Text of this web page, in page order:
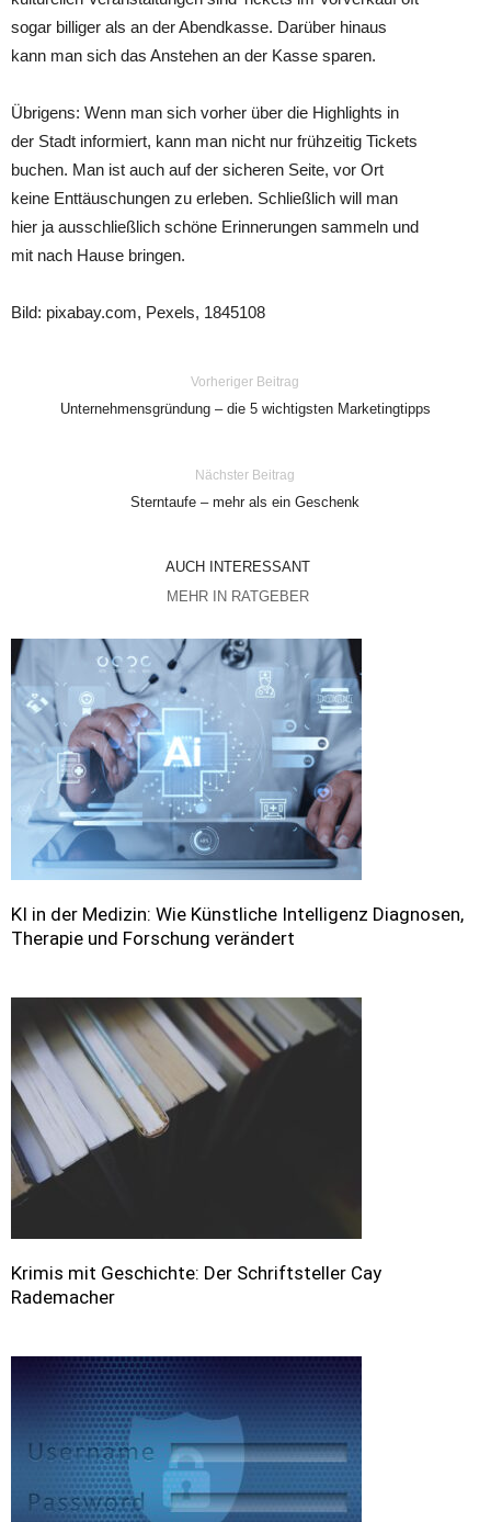
sogar billiger als an der Abendkasse. Darüber hinaus
kann man sich das Anstehen an der Kasse sparen.
Übrigens: Wenn man sich vorher über die Highlights in
der Stadt informiert, kann man nicht nur frühzeitig Tickets
buchen. Man ist auch auf der sicheren Seite, vor Ort
keine Enttäuschungen zu erleben. Schließlich will man
hier ja ausschließlich schöne Erinnerungen sammeln und
mit nach Hause bringen.
Bild: pixabay.com, Pexels, 1845108
Vorheriger Beitrag
Unternehmensgründung – die 5 wichtigsten Marketingtipps
Nächster Beitrag
Sterntaufe – mehr als ein Geschenk
AUCH INTERESSANT
MEHR IN RATGEBER
KI in der Medizin: Wie Künstliche Intelligenz Diagnosen,
Therapie und Forschung verändert
Krimis mit Geschichte: Der Schriftsteller Cay
Rademacher